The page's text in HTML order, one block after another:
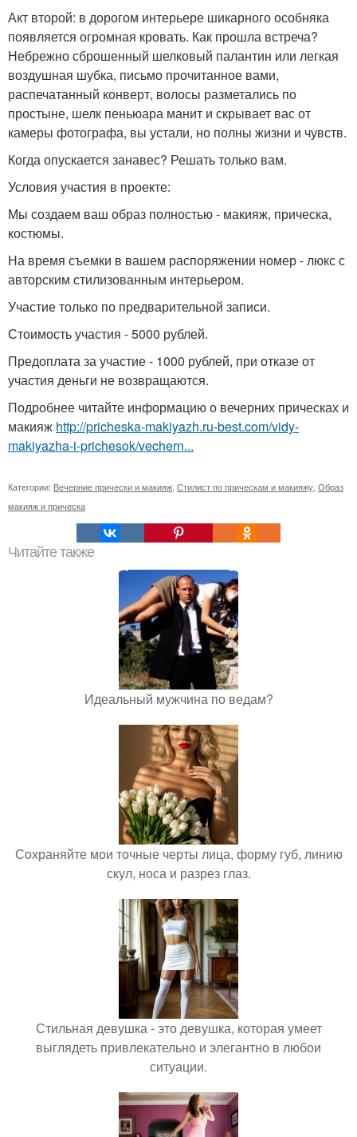
Акт второй: в дорогом интерьере шикарного особняка
появляется огромная кровать. Как прошла встреча?
Небрежно сброшенный шелковый палантин или легкая
воздушная шубка, письмо прочитанное вами,
распечатанный конверт, волосы разметались по
простыне, шелк пеньюара манит и скрывает вас от
камеры фотографа, вы устали, но полны жизни и чувств.
Когда опускается занавес? Решать только вам.
Условия участия в проекте:
Мы создаем ваш образ полностью - макияж, прическа,
костюмы.
На время съемки в вашем распоряжении номер - люкс с
авторским стилизованным интерьером.
Участие только по предварительной записи.
Стоимость участия - 5000 рублей.
Предоплата за участие - 1000 рублей, при отказе от
участия деньги не возвращаются.
Подробнее читайте информацию о вечерних прическах и
макияж http://pricheska-makiyazh.ru-best.com/vidy-
makiyazha-i-prichesok/vechern...
Категории: Вечерние прически и макияж Стилист по прическам и макияжу Образ
макияж и прическа
Читайте также
Идеальный мужчина по ведам?
Сохраняйте мои точные черты лица, форму губ, линию
скул, носа и разрез глаз.
Стильная девушка - это девушка, которая умеет
выглядеть привлекательно и элегантно в любои
ситуации.